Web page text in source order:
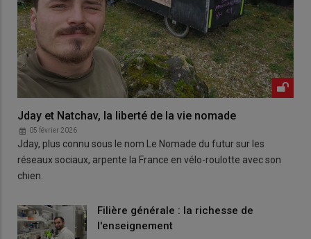
Jday et Natchav, la liberté de la vie nomade
05 février 2026
Jday, plus connu sous le nom Le Nomade du futur sur les
réseaux sociaux, arpente la France en vélo-roulotte avec son
chien.
Filière générale : la richesse de
l'enseignement